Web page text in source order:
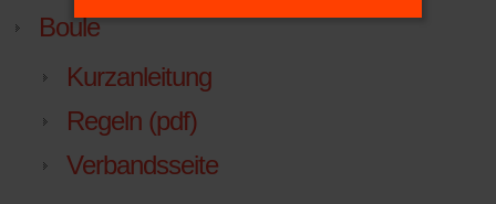
Boule
Kurzanleitung
Regeln (pdf)
Verbandsseite